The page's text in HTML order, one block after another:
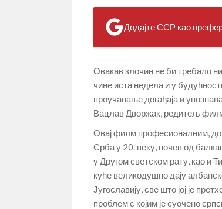
Додајте ССР као
Овакав злочин не би требало
чине иста недела и у
проучавање догађаја и
Вацлав Дворжак, редитељ
Овај филм професионалним,
Срба у 20. веку, почев од
у Другом светском рату, као и
куће великодушно дају
Југославију, све што јој је
проблем с којим је суочено